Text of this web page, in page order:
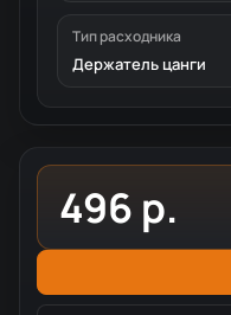
Тип расходника
Держатель цанги
496 р.